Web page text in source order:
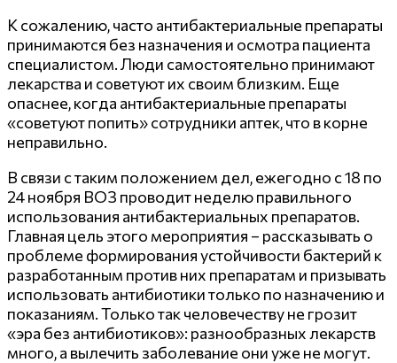
К сожалению, часто антибактериальные препараты
принимаются без назначения и осмотра пациента
специалистом. Люди самостоятельно принимают
лекарства и советуют их своим близким. Еще
опаснее, когда антибактериальные препараты
«советуют попить» сотрудники аптек, что в корне
неправильно.
В связи с таким положением дел, ежегодно с 18 по
24 ноября ВОЗ проводит неделю правильного
использования антибактериальных препаратов.
Главная цель этого мероприятия – рассказывать о
проблеме формирования устойчивости бактерий к
разработанным против них препаратам и призывать
использовать антибиотики только по назначению и
показаниям. Только так человечеству не грозит
«эра без антибиотиков»: разнообразных лекарств
много, а вылечить заболевание они уже не могут.